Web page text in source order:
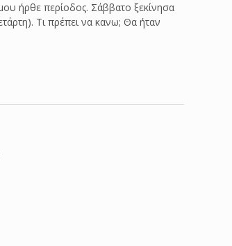
ήρθε περίοδος. Σάββατο ξεκίνησα
Τι πρέπει να κανω; Θα ήταν